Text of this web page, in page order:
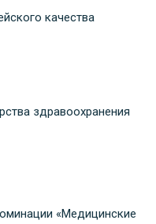
качества
здравоохранения
«Медицинские